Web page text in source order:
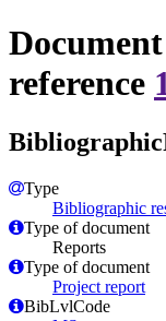
reference
Type
Bibliographic
Type of document
Reports
Type of document
Project report
BibLvlCode